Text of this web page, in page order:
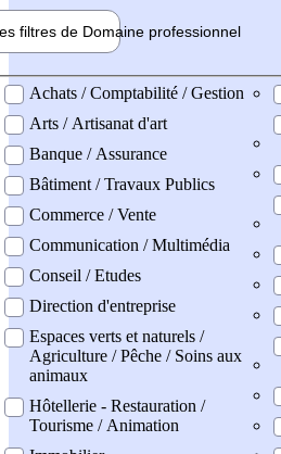
filtres de Domaine professionnel
professionel
Achats / Comptabilité / Gestion
Arts / Artisanat d'art
Banque / Assurance
Bâtiment / Travaux Publics
Commerce / Vente
Communication / Multimédia
Conseil / Etudes
Direction d'entreprise
Espaces verts et naturels /
Agriculture / Pêche / Soins aux
animaux
Hôtellerie - Restauration /
Tourisme / Animation